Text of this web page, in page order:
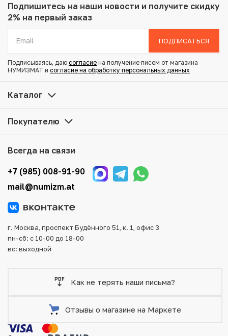
Проба: 900
Вес: 26.91 г
Тираж: 11.500.000
Купить 1 йена 1914 года Япония по привлекательной
цене можно в нашем интернет-магазине — Вам
нашем складе.
того, возможен самовывоз товара из офиса магазина.
Для вашего удобства представлены несколько способов
оплаты и доставки заказа. Все отправления надежно и
тщательно упаковываются, что исключает возможность
Подпишитесь на наши новости и получите скидку
2% на первый заказ
ПОДПИСАТЬСЯ
Подписываясь, даю согласие на получение писем от магазина
НУМИЗМАТ и согласие на обработку персональных данных
Каталог
Покупателю
Всегда на связи
+7 (985) 008-91-90
mail@numizm.at
г. Москва, проспект Будённого 51, к. 1, офис 3
пн-сб: с 10-00 до 18-00
вс: выходной
Как не терять наши письма?
Отзывы о магазине на Маркете